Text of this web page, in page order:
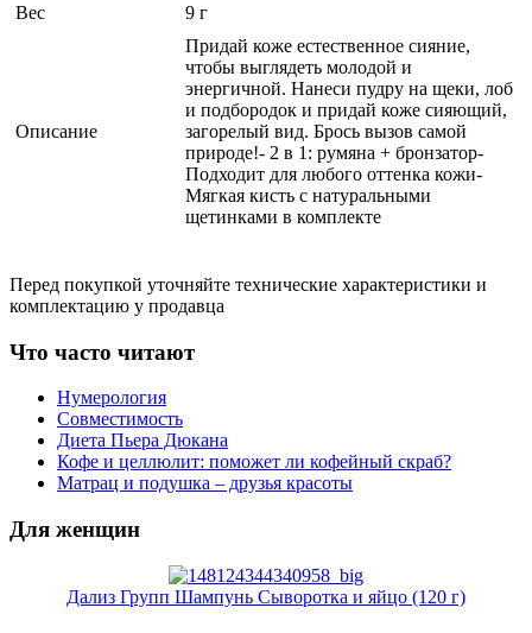
Вес
9 г
Описание
Придай коже естественное сияние,
чтобы выглядеть молодой и
энергичной. Нанеси пудру на щеки, лоб
и подбородок и придай коже сияющий,
загорелый вид. Брось вызов самой
природе!- 2 в 1: румяна + бронзатор-
Подходит для любого оттенка кожи-
Мягкая кисть с натуральными
щетинками в комплекте
Перед покупкой уточняйте технические характеристики и
комплектацию у продавца
Что часто читают
Нумерология
Совместимость
Диета Пьера Дюкана
Кофе и целлюлит: поможет ли кофейный скраб?
Матрац и подушка – друзья красоты
Для женщин
Дализ Групп Шампунь Сыворотка и яйцо (120 г)